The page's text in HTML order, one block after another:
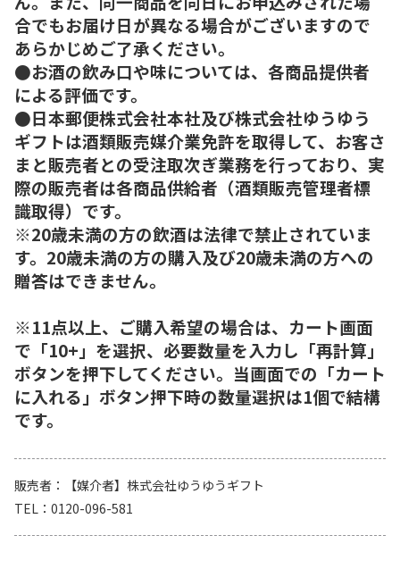
合でもお届け日が異なる場合がございますので
あらかじめご了承ください。
●お酒の飲み口や味については、各商品提供者
による評価です。
●日本郵便株式会社本社及び株式会社ゆうゆう
ギフトは酒類販売媒介業免許を取得して、お客さ
まと販売者との受注取次ぎ業務を行っており、実
際の販売者は各商品供給者（酒類販売管理者標
識取得）です。
※20歳未満の方の飲酒は法律で禁止されていま
す。20歳未満の方の購入及び20歳未満の方への
贈答はできません。
※11点以上、ご購入希望の場合は、カート画面
で「10+」を選択、必要数量を入力し「再計算」
ボタンを押下してください。当画面での「カート
に入れる」ボタン押下時の数量選択は1個で結構
です。
販売者
【媒介者】株式会社ゆうゆうギフト
TEL
0120-096-581